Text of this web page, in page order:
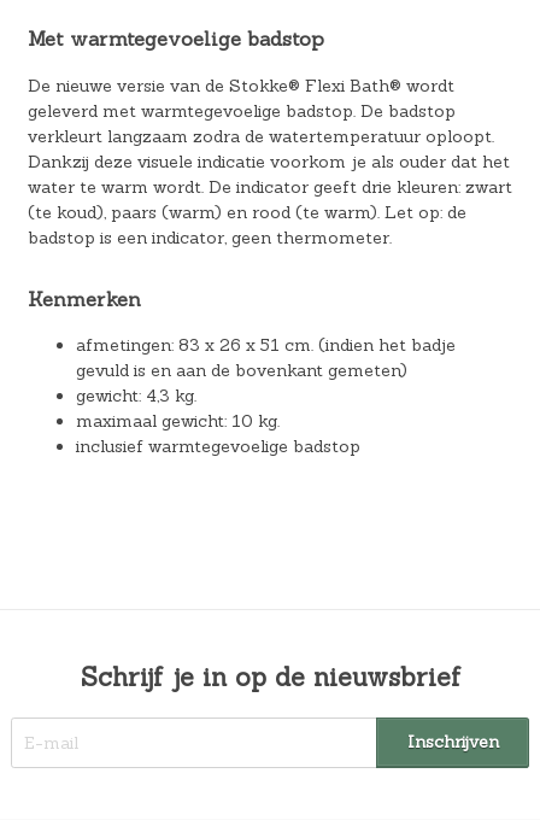
Met warmtegevoelige badstop
De nieuwe versie van de Stokke® Flexi Bath® wordt
geleverd met warmtegevoelige badstop. De badstop
verkleurt langzaam zodra de watertemperatuur oploopt.
Dankzij deze visuele indicatie voorkom je als ouder dat het
water te warm wordt. De indicator geeft drie kleuren: zwart
(te koud), paars (warm) en rood (te warm). Let op: de
badstop is een indicator, geen thermometer.
Kenmerken
afmetingen: 83 x 26 x 51 cm. (indien het badje
gevuld is en aan de bovenkant gemeten)
gewicht: 4,3 kg.
maximaal gewicht: 10 kg.
inclusief warmtegevoelige badstop
Schrijf je in op de nieuwsbrief